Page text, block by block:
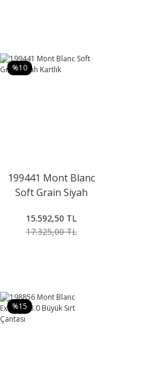
%10
199441 Mont Blanc
Soft Grain Siyah
15.592,50 TL
17.325,00 TL
%15